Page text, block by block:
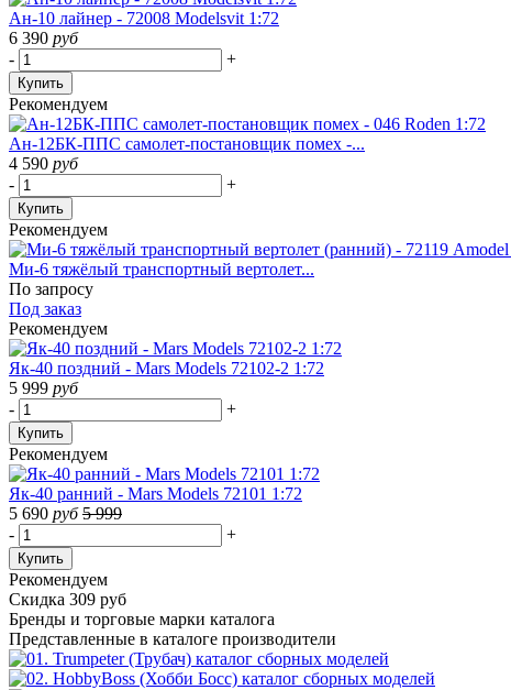
Ан-10 лайнер - 72008 Modelsvit 1:72
6 390 руб
-
+
Купить
Рекомендуем
Ан-12БК-ППС самолет-постановщик помех -...
4 590 руб
-
+
Купить
Рекомендуем
Ми-6 тяжёлый транспортный вертолет...
По запросу
Под заказ
Рекомендуем
Як-40 поздний - Mars Models 72102-2 1:72
5 999 руб
-
+
Купить
Рекомендуем
Як-40 ранний - Mars Models 72101 1:72
5 690 руб 5 999
-
+
Купить
Рекомендуем
Скидка 309 руб
Бренды и торговые марки каталога
Представленные в каталоге производители